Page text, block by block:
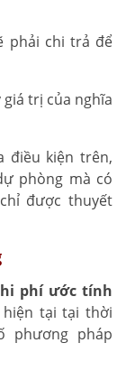
phải chi trả để
trị của nghĩa
điều kiện trên,
phòng mà có
được thuyết
phí ước tính
tại tại thời
phương pháp